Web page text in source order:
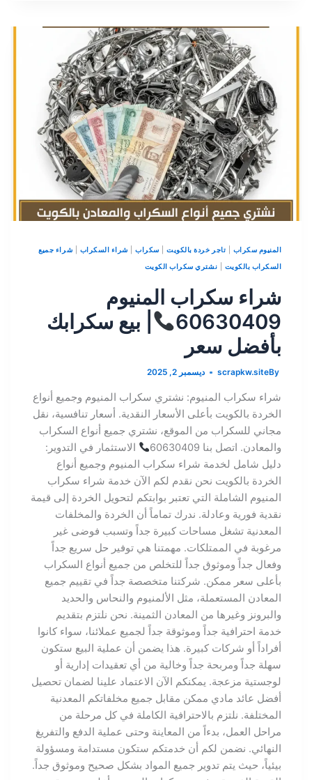
المنيوم سكراب| تاجر خردة بالكويت| سكراب| شراء السكراب| شراء جميع
السكراب بالكويت| نشتري سكراب الكويت
شراء سكراب المنيوم
60630409
| بيع سكرابك
بأفضل سعر
By
scrapkw.site ديسمبر 2, 2025
شراء سكراب المنيوم: نشتري سكراب المنيوم وجميع أنواع
الخردة بالكويت بأعلى الأسعار النقدية. أسعار تنافسية، نقل
مجاني للسكراب من الموقع، نشتري جميع أنواع السكراب
والمعادن. اتصل بنا 60630409
الاستثمار في التدوير:
دليل شامل لخدمة شراء سكراب المنيوم وجميع أنواع
الخردة بالكويت نحن نقدم لكم الآن خدمة شراء سكراب
المنيوم الشاملة التي تعتبر بوابتكم لتحويل الخردة إلى قيمة
نقدية فورية وعادلة. ندرك تماماً أن الخردة والمخلفات
المعدنية تشغل مساحات كبيرة جداً وتسبب فوضى غير
مرغوبة في الممتلكات. مهمتنا هي توفير حل سريع جداً
وفعال جداً وموثوق جداً للتخلص من جميع أنواع السكراب
بأعلى سعر ممكن. شركتنا متخصصة جداً في تقييم جميع
المعادن المستعملة، مثل الألمنيوم والنحاس والحديد
والبرونز وغيرها من المعادن الثمينة. نحن نلتزم بتقديم
خدمة احترافية جداً وموثوقة جداً لجميع عملائنا، سواء كانوا
أفراداً أو شركات كبيرة. هذا يضمن أن عملية البيع ستكون
سهلة جداً ومربحة جداً وخالية من أي تعقيدات إدارية أو
لوجستية مزعجة. يمكنكم الآن الاعتماد علينا لضمان تحصيل
أفضل عائد مادي ممكن مقابل جميع مخلفاتكم المعدنية
المختلفة. نلتزم بالاحترافية الكاملة في كل مرحلة من
مراحل العمل، بدءاً من المعاينة وحتى عملية الدفع والتفريغ
النهائي. نضمن لكم أن خدمتكم ستكون مستدامة ومسؤولة
بيئياً، حيث يتم تدوير جميع المواد بشكل صحيح وموثوق جداً.